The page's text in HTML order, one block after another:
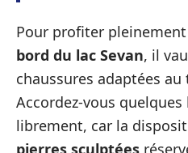
Pour profiter
bord du lac Sevan, il
chaussures adaptées
Accordez-vous
librement, car la